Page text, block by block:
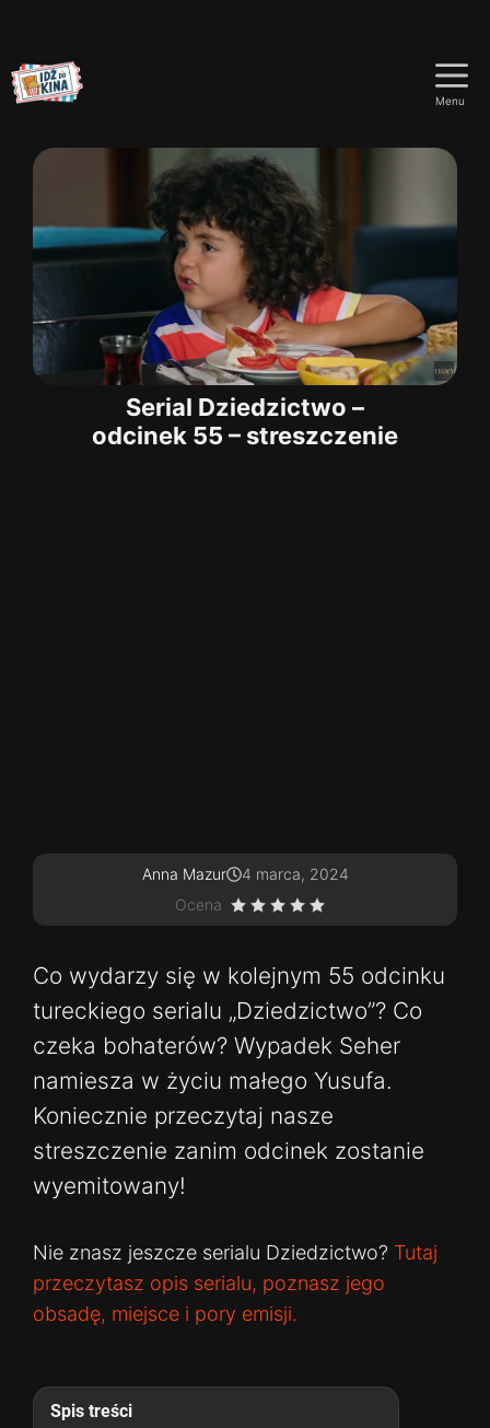
do
treści
Menu
Serial Dziedzictwo –
odcinek 55 – streszczenie
Anna Mazur
4 marca, 2024
Ocena
Co wydarzy się w kolejnym 55 odcinku
tureckiego serialu „Dziedzictwo”? Co
czeka bohaterów? Wypadek Seher
namiesza w życiu małego Yusufa.
Koniecznie przeczytaj nasze
streszczenie zanim odcinek zostanie
wyemitowany!
Nie znasz jeszcze serialu Dziedzictwo? Tutaj
przeczytasz opis serialu, poznasz jego
obsadę, miejsce i pory emisji.
Spis treści